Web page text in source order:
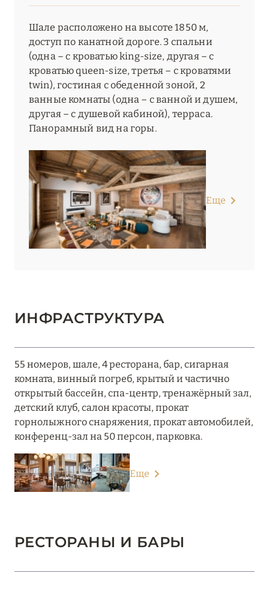
Шале расположено на высоте 1850 м,
доступ по канатной дороге. 3 спальни
(одна – с кроватью king-size, другая – с
кроватью queen-size, третья – с кроватями
twin), гостиная с обеденной зоной, 2
ванные комнаты (одна – с ванной и душем,
другая – с душевой кабиной), терраса.
Панорамный вид на горы.
Еще
ИНФРАСТРУКТУРА
55 номеров, шале, 4 ресторана, бар, сигарная
комната, винный погреб, крытый и частично
открытый бассейн, спа-центр, тренажёрный зал,
детский клуб, салон красоты, прокат
горнолыжного снаряжения, прокат автомобилей,
конференц-зал на 50 персон, парковка.
Еще
РЕСТОРАНЫ И БАРЫ